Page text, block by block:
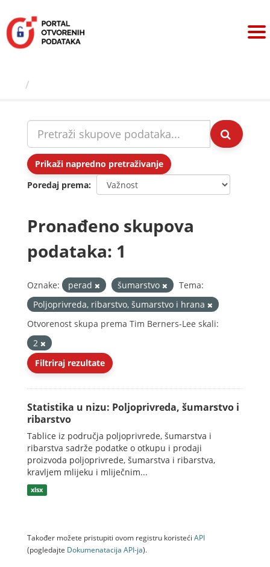
sadržaj
Prikaži napredno pretraživanje
Poredaj prema
Pronađeno skupova
podataka: 1
Oznake: perad šumarstvo
Tema:
Poljoprivreda, ribarstvo, šumarstvo i hrana
Otvorenost skupa prema Tim Berners-Lee skali:
2
Filtriraj rezultate
Statistika u nizu: Poljoprivreda, šumarstvo i
ribarstvo
Tablice iz područja poljoprivrede, šumarstva i
ribarstva sadrže podatke o otkupu i prodaji
proizvoda poljoprivrede, šumarstva i ribarstva,
kravljem mlijeku i mliječnim...
xlsx
Također možete pristupiti ovom registru koristeći API
(pogledajte Dokumenаtаcijа API-jа).